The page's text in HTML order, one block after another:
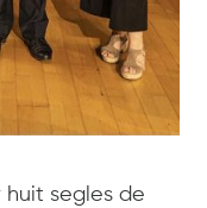
huit segles de